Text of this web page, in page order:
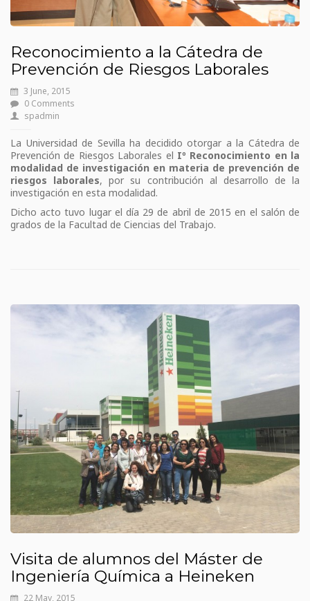
Reconocimiento a la Cátedra de
Prevención de Riesgos Laborales
3 June, 2015
0 Comments
spadmin
La Universidad de Sevilla ha decidido otorgar a la Cátedra de
Prevención de Riesgos Laborales el Iº Reconocimiento en la
modalidad de investigación en materia de prevención de
riesgos laborales, por su contribución al desarrollo de la
investigación en esta modalidad.
Dicho acto tuvo lugar el día 29 de abril de 2015 en el salón de
grados de la Facultad de Ciencias del Trabajo.
Visita de alumnos del Máster de
Ingeniería Química a Heineken
22 May, 2015